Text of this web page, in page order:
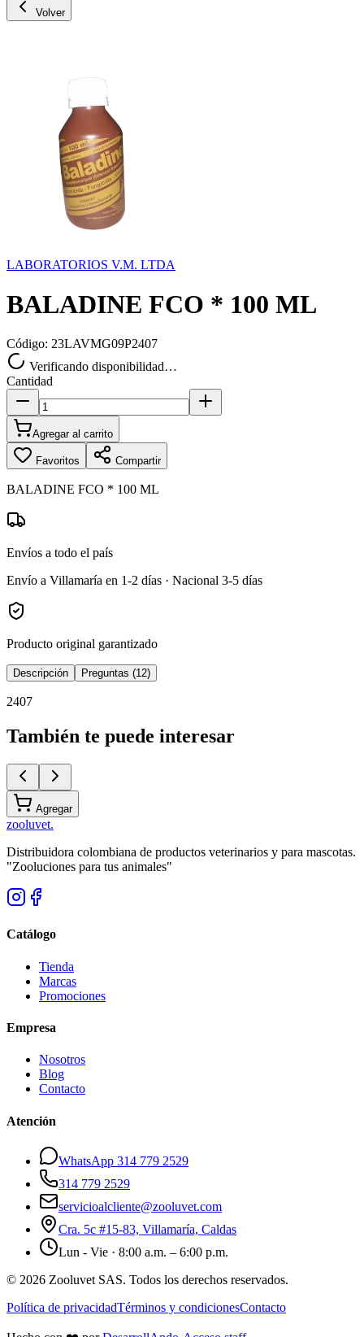
Volver
LABORATORIOS V.M. LTDA
BALADINE FCO * 100 ML
Código: 23LAVMG09P2407
Verificando disponibilidad…
Cantidad
Agregar al carrito
Favoritos Compartir
BALADINE FCO * 100 ML
Envíos a todo el país
Envío a Villamaría en 1-2 días · Nacional 3-5 días
Producto original garantizado
Descripción Preguntas (12)
2407
También te puede interesar
Agregar
zooluvet.
Distribuidora colombiana de productos veterinarios y para mascotas.
"Zooluciones para tus animales"
Catálogo
Tienda
Marcas
Promociones
Empresa
Nosotros
Blog
Contacto
Atención
WhatsApp 314 779 2529
314 779 2529
servicioalcliente@zooluvet.com
Cra. 5c #15-83, Villamaría, Caldas
Lun - Vie · 8:00 a.m. – 6:00 p.m.
© 2026 Zooluvet SAS. Todos los derechos reservados.
Política de privacidadTérminos y condicionesContacto